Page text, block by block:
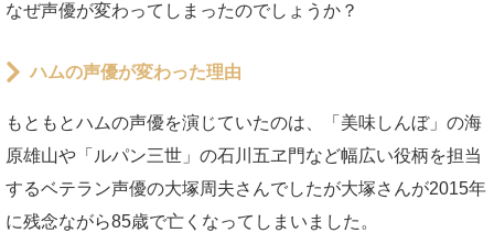
なぜ声優が変わってしまったのでしょうか？
ハムの声優が変わった理由
もともとハムの声優を演じていたのは、「美味しんぼ」の海
原雄山や「ルパン三世」の石川五ヱ門など幅広い役柄を担当
するベテラン声優の大塚周夫さんでしたが大塚さんが2015年
に残念ながら85歳で亡くなってしまいました。